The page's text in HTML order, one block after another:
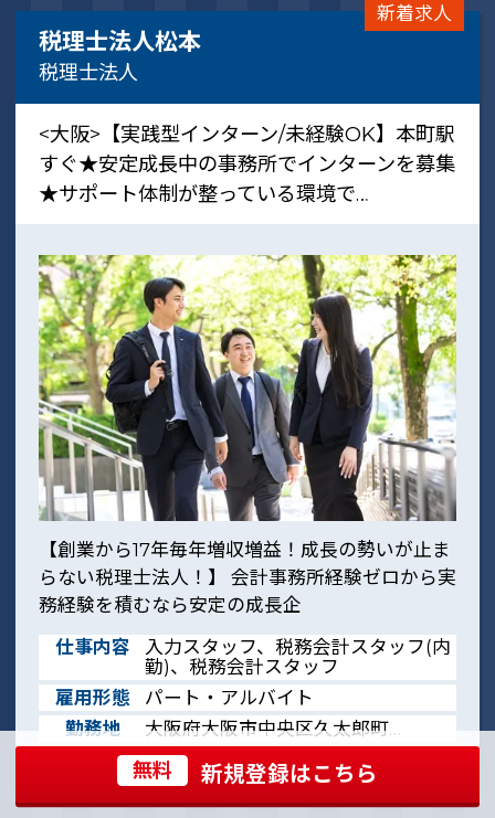
新着求人
税理士法人松本
税理士法人
<大阪>【実践型インターン/未経験OK】本町駅
すぐ★安定成長中の事務所でインターンを募集
★サポート体制が整っている環境で…
【創業から17年毎年増収増益！成長の勢いが止ま
らない税理士法人！】 会計事務所経験ゼロから実
務経験を積むなら安定の成長企
仕事内容
入力スタッフ、税務会計スタッフ(内
勤)、税務会計スタッフ
雇用形態
パート・アルバイト
勤務地
大阪府大阪市中央区久太郎町…
時給：1,200円 ～
無料 新規登録はこちら